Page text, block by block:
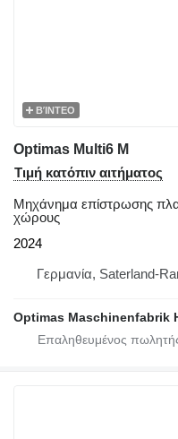
ΒΊΝΤΕΟ
Optimas Multi6 M
Τιμή κατόπιν αιτήματος
Μηχάνημα επίστρωσης
χώρους
2024
Γερμανία, Saterland-
Optimas Maschinenfabrik